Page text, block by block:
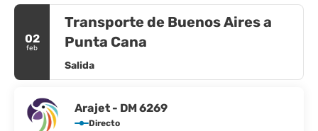
02
feb
Transporte de Buenos Aires a
Punta Cana
Salida
Arajet - DM 6269
Directo